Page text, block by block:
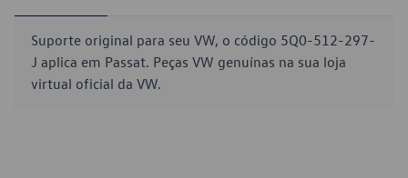
Suporte original para seu VW, o código 5Q0-512-297-
J aplica em Passat. Peças VW genuínas na sua loja
virtual oficial da VW.